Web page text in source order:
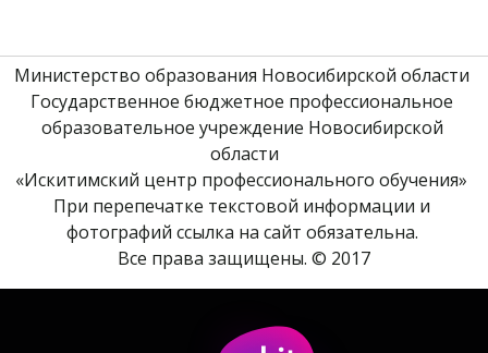
Министерство образования Новосибирской области
Государственное бюджетное профессиональное
образовательное учреждение Новосибирской
области
«Искитимский центр профессионального обучения»
При перепечатке текстовой информации и
фотографий ссылка на сайт обязательна.
Все права защищены. © 2017